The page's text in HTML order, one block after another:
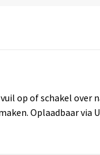
op of schakel
Oplaadbaar via